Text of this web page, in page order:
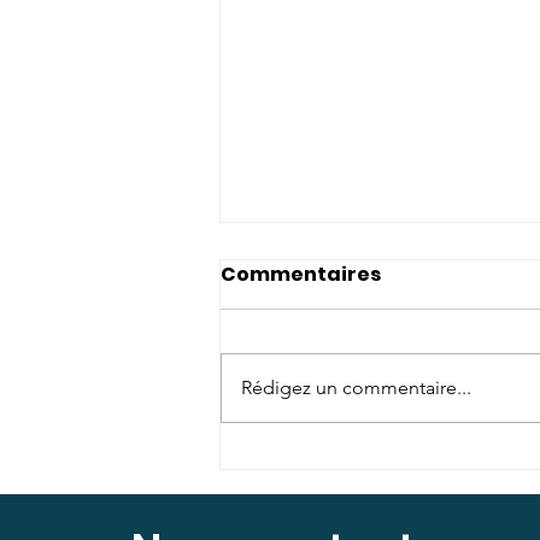
des Journées
Cicatrisations 2024
Commentaires
Rédigez un commentaire...